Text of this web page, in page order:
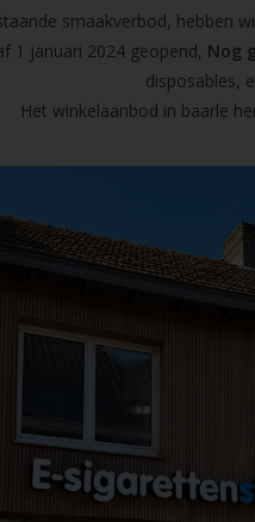
smaakverbod, hebben
1 januari 2024 geopend, Nog
disposables,
Het winkelaanbod in baarle